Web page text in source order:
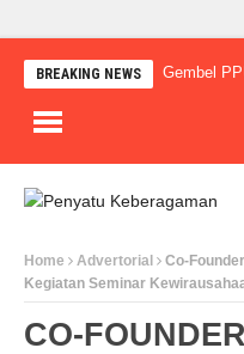
BREAKING NEWSGembel PPU dan
Home Advertorial
Co-
Kegiatan Seminar
CO-